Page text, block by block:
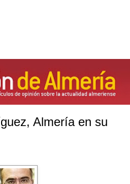
Almería en su